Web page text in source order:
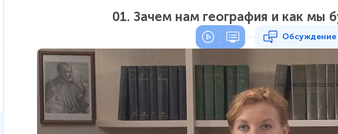
01. Зачем нам география и как мы
Обсуждение